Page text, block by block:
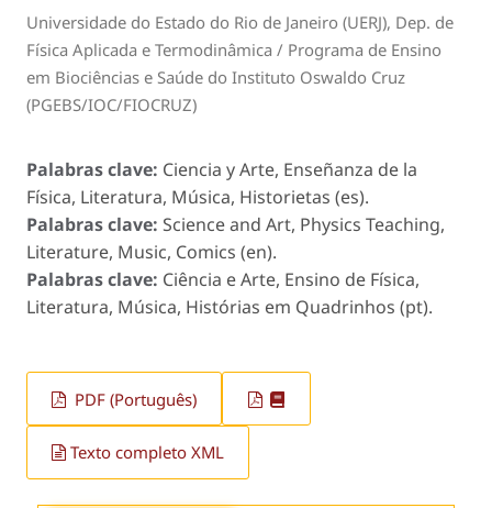
Universidade do Estado do Rio de Janeiro (UERJ), Dep. de
Física Aplicada e Termodinâmica / Programa de Ensino
em Biociências e Saúde do Instituto Oswaldo Cruz
(PGEBS/IOC/FIOCRUZ)
Palabras clave: Ciencia y Arte, Enseñanza de la
Física, Literatura, Música, Historietas (es).
Palabras clave: Science and Art, Physics Teaching,
Literature, Music, Comics (en).
Palabras clave: Ciência e Arte, Ensino de Física,
Literatura, Música, Histórias em Quadrinhos (pt).
PDF (Português)
Texto completo XML